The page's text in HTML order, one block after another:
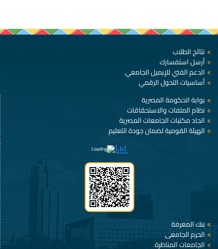
نتائج الطلاب
أرسل استفسارك
الدعم الفني للإيميل الجامعي
أساسيات التحول الرقمي
بوابة الحكومة المصرية
نظام الملفات والاستحقاقات
اتحاد مكتبات الجامعات المصرية
الهيئة القومية لضمان جودة التعليم
بنك المعرفة
الحرم الجامعى
الجامعات المناظرة